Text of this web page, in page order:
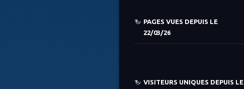
PAGES VUES DEPUIS LE
22/03/26
VISITEURS UNIQUES DEPUIS LE